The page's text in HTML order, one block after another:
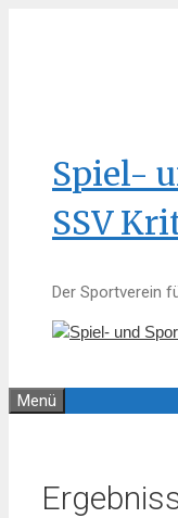
Spiel-
SSV
Der Sportverein
Menü